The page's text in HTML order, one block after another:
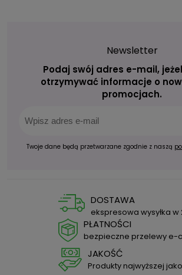
Newsletter
Podaj swój adres e-mail,
otrzymywać informacje o
promocjach.
Twoje dane będą przetwarzane zgodnie z naszą
DOSTAWA
ekspresowa wysyłka w
PŁATNOŚCI
bezpieczne przelewy e-
JAKOŚĆ
Produkty najwyższej